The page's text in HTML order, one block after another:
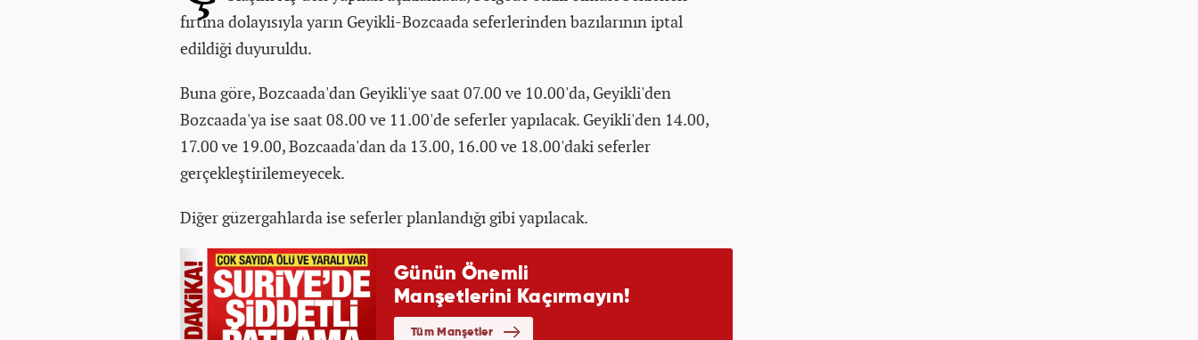
fırtına dolayısıyla yarın Geyikli-Bozcaada seferlerinden bazılarının iptal
edildiği duyuruldu.
Buna göre, Bozcaada'dan Geyikli'ye saat 07.00 ve 10.00'da, Geyikli'den
Bozcaada'ya ise saat 08.00 ve 11.00'de seferler yapılacak. Geyikli'den 14.00,
17.00 ve 19.00, Bozcaada'dan da 13.00, 16.00 ve 18.00'daki seferler
gerçekleştirilemeyecek.
Diğer güzergahlarda ise seferler planlandığı gibi yapılacak.